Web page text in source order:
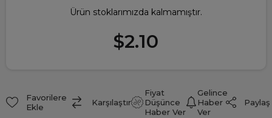
Ürün stoklarımızda kalmamıştır.
$2.10
Favorilere
Ekle
Karşılaştır
Fiyat
Düşünce
Haber Ver
Gelince
Haber
Ver
Paylaş